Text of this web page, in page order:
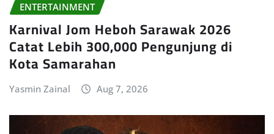
ENTERTAINMENT
Karnival Jom Heboh Sarawak 2026
Catat Lebih 300,000 Pengunjung di
Kota Samarahan
Yasmin Zainal Aug 7, 2026